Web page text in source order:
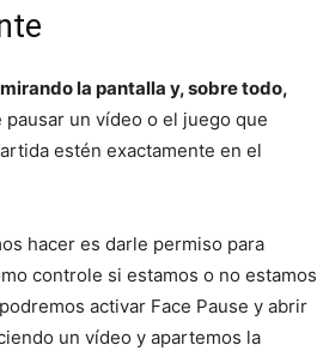
la pantalla y, sobre todo,
un vídeo o el juego que
estén exactamente en el
hacer es darle permiso para
controle si estamos o no estamos
activar Face Pause y abrir
un vídeo y apartemos la